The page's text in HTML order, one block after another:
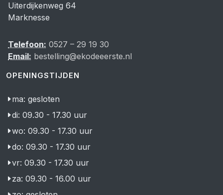
Uiterdijkenweg 64
Marknesse
Telefoon: 0527 – 29 19 30
Email: bestelling@ekodeeerste.nl
OPENINGSTIJDEN
ma: gesloten
di: 09.30 - 17.30 uur
wo: 09.30 - 17.30 uur
do: 09.30 - 17.30 uur
vr: 09.30 - 17.30 uur
za: 09.30 - 16.00 uur